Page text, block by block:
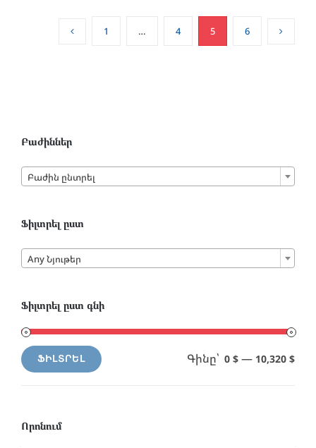
1 … 4 5 6
Բաժիններ
Բաժին ընտրել
Ֆիլտրել ըստ
Any Նյութեր
Ֆիլտրել ըստ գնի
Min
MaxՖԻԼՏՐԵԼ Գինը՝ 0 $ — 10,320 $
Որոնում